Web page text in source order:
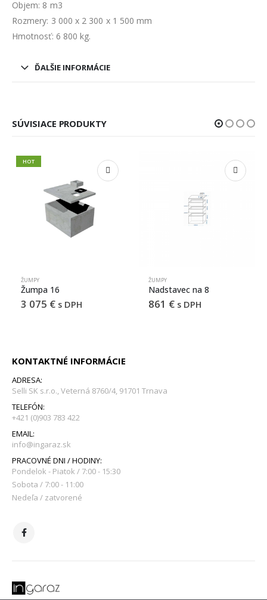
Objem: 8 m3
Rozmery: 3 000 x 2 300 x 1 500 mm
Hmotnosť: 6 800 kg.
ĎALŠIE INFORMÁCIE
SÚVISIACE PRODUKTY
861
Žumpa 11
KONTAKTNÉ INFORMÁCIE
ADRESA:
Selli SK s.r.o., Veterná 8760/4, 91701 Trnava
TELEFÓN:
+421 (0)903 783 422
EMAIL:
info@ingaraz.sk
PRACOVNÉ DNI / HODINY:
Pondelok - Piatok / 7:00 - 15:30
Sobota / 7:00 - 11:00
Nedeľa / zatvorené